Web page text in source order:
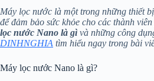
Máy lọc nước là một trong những thiết
để đảm bảo sức khỏe cho các thành
lọc nước Nano là gì và những công
DINHNGHIA tìm hiểu ngay trong bài
Máy lọc nước Nano là gì?